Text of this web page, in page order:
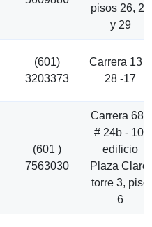
pisos 26, 28
y 29
(601)
3203373
Carrera 13 #
28 -17
(601 )
7563030
Carrera 68a
# 24b - 10,
edificio
Plaza Claro,
torre 3, piso
6